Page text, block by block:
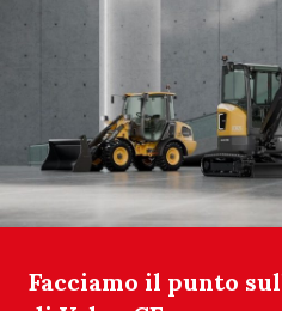
Facciamo il punto